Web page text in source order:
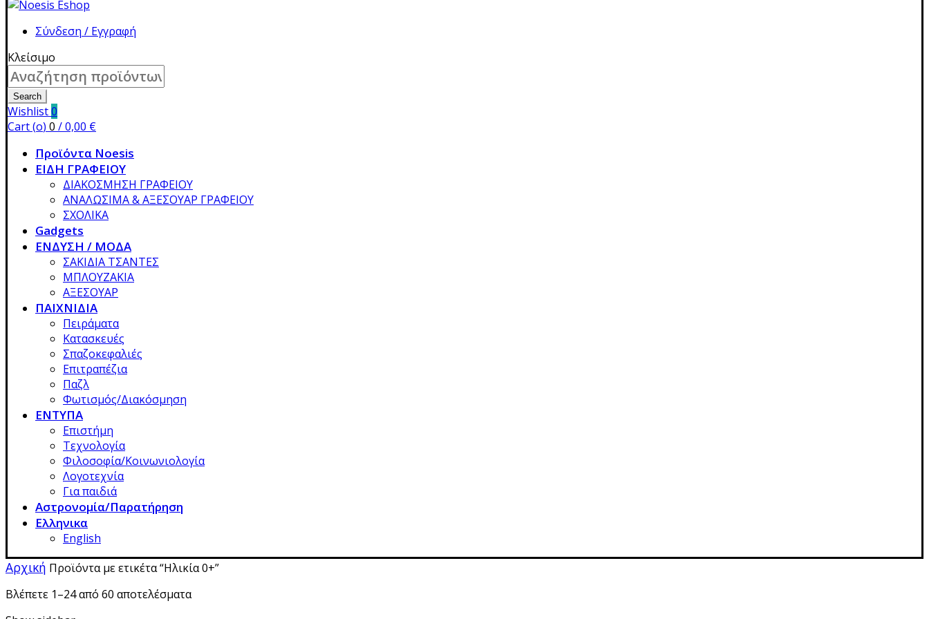
Σύνδεση / Εγγραφή
Κλείσιμο
Search
for:
Search
Wishlist0
Cart (o) 0 /0,00 €
Προϊόντα Noesis
ΕΙΔΗ ΓΡΑΦΕΙΟΥ
ΔΙΑΚΟΣΜΗΣΗ ΓΡΑΦΕΙΟΥ
ΑΝΑΛΩΣΙΜΑ & ΑΞΕΣΟΥΑΡ ΓΡΑΦΕΙΟΥ
ΣΧΟΛΙΚΑ
Gadgets
ΕΝΔΥΣΗ / ΜΟΔΑ
ΣΑΚΙΔΙΑ ΤΣΑΝΤΕΣ
ΜΠΛΟΥΖΑΚΙΑ
ΑΞΕΣΟΥΑΡ
ΠΑΙΧΝΙΔΙΑ
Πειράματα
Κατασκευές
Σπαζοκεφαλιές
Επιτραπέζια
Παζλ
Φωτισμός/Διακόσμηση
ΕΝΤΥΠΑ
Επιστήμη
Τεχνολογία
Φιλοσοφία/Κοινωνιολογία
Λογοτεχνία
Για παιδιά
Αστρονομία/Παρατήρηση
Ελληνικα
English
Αρχική Προϊόντα με ετικέτα “Ηλικία 0+”
Βλέπετε 1–24 από 60 αποτελέσματα